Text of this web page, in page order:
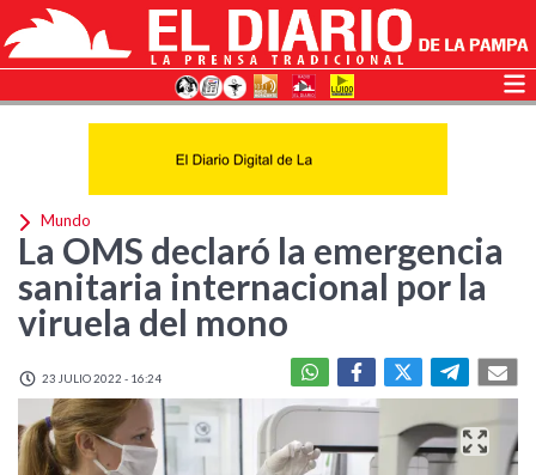
Mundo
La OMS declaró la emergencia
sanitaria internacional por la
viruela del mono
23 JULIO 2022 - 16:24